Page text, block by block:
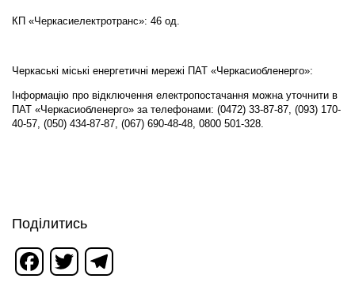
КП «Черкасиелектротранс»: 46 од.
Черкаські міські енергетичні мережі ПАТ «Черкасиобленерго»:
Інформацію про відключення електропостачання можна уточнити в
ПАТ «Черкасиобленерго» за телефонами: (0472) 33-87-87, (093) 170-
40-57, (050) 434-87-87, (067) 690-48-48, 0800 501-328.
Поділитись
Facebook
Twitter